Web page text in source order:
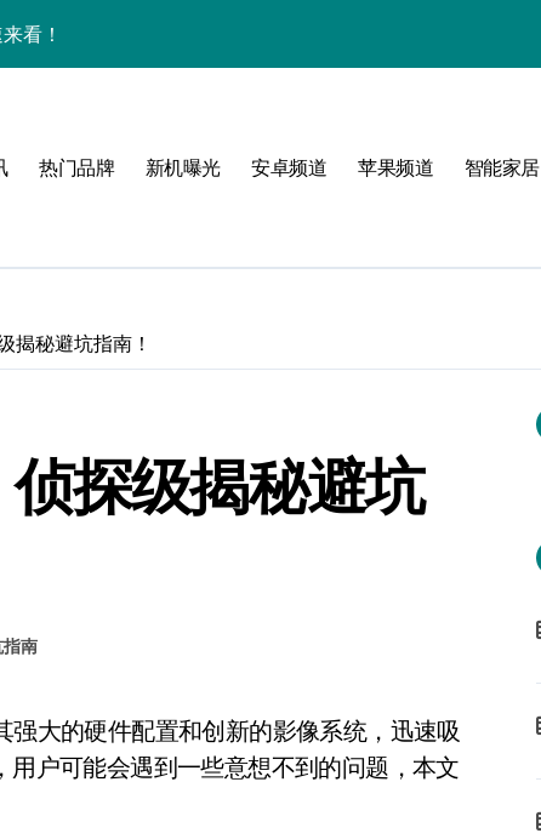
新亮点
热门品牌 新机曝光 安卓频道 苹果频道 智能家居
揭秘避坑指南！
探级揭秘避坑
南
户可能会遇到一些意想不到的问题，本文